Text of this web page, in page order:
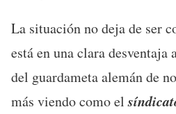
La situación no deja de ser
está en una clara
del guardameta alemán de
más viendo como el